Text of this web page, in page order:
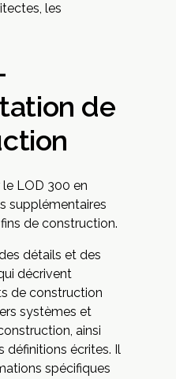
les
de
le LOD 300 en
supplémentaires
de construction.
détails et des
décrivent
de construction
systèmes et
ainsi
définitions écrites. Il
spécifiques